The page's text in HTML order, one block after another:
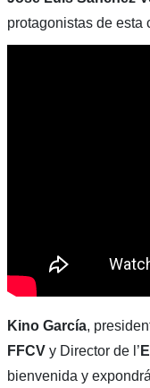
protagonistas de esta
Kino García,
FFCVy Director de l’
bienvenida y